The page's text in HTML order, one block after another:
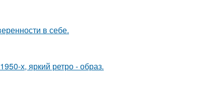
в себе.
х, яркий ретро - образ.